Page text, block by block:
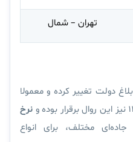
تهران – شمال
دولت تغییر کرده و معمولا
نرخ
مختلف، برای انواع